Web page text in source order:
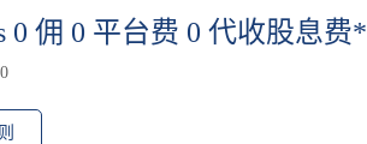
0 佣 0 平台费 0 代收股息费*